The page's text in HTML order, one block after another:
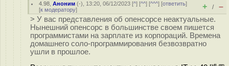
4.98 ,Аноним (-), 13:20, 06/12/2023 [^] [^^] [^^^] [ответить]
[к модератору] + / –
> У вас представления об опенсорсе неактуальные.
Нынешний опенсорс в большинстве своем пишется
программистами на зарплате из корпораций. Времена
домашнего соло-программирования безвозвратно
ушли в прошлое.